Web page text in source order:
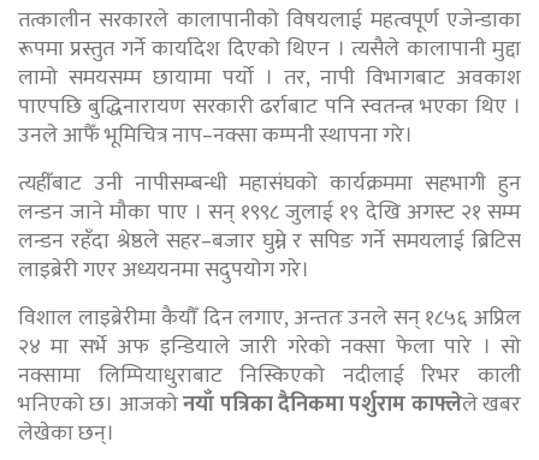
तत्कालीन सरकारले कालापानीको विषयलाई महत्वपूर्ण एजेन्डाका
रूपमा प्रस्तुत गर्ने कार्यादेश दिएको थिएन । त्यसैले कालापानी मुद्दा
लामो समयसम्म छायामा पर्यो । तर, नापी विभागबाट अवकाश
पाएपछि बुद्धिनारायण सरकारी ढर्राबाट पनि स्वतन्त्र भएका थिए ।
उनले आफैँ भूमिचित्र नाप–नक्सा कम्पनी स्थापना गरे।
त्यहीँबाट उनी नापीसम्बन्धी महासंघको कार्यक्रममा सहभागी हुन
लन्डन जाने मौका पाए । सन् १९९८ जुलाई १९ देखि अगस्ट २१ सम्म
लन्डन रहँदा श्रेष्ठले सहर–बजार घुम्ने र सपिङ गर्ने समयलाई ब्रिटिस
लाइब्रेरी गएर अध्ययनमा सदुपयोग गरे।
विशाल लाइब्रेरीमा कैयौँ दिन लगाए, अन्ततः उनले सन् १८५६ अप्रिल
२४ मा सर्भे अफ इन्डियाले जारी गरेको नक्सा फेला पारे । सो
नक्सामा लिम्पियाधुराबाट निस्किएको नदीलाई रिभर काली
भनिएको छ। आजकोनयाँ पत्रिका दैनिकमा पर्शुराम काफ्लेले खबर
लेखेका छन्।